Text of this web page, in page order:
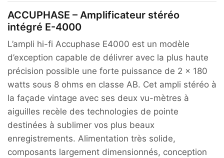
ACCUPHASE – Amplificateur stéréo
intégré E-4000
L’ampli hi-fi Accuphase E4000 est un modèle
d’exception capable de délivrer avec la plus haute
précision possible une forte puissance de 2 x 180
watts sous 8 ohms en classe AB. Cet ampli stéréo à
la façade vintage avec ses deux vu-mètres à
aiguilles recèle des technologies de pointe
destinées à sublimer vos plus beaux
enregistrements. Alimentation très solide,
composants largement dimensionnés, conception